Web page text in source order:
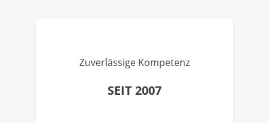
Zuverlässige Kompetenz
SEIT 2007